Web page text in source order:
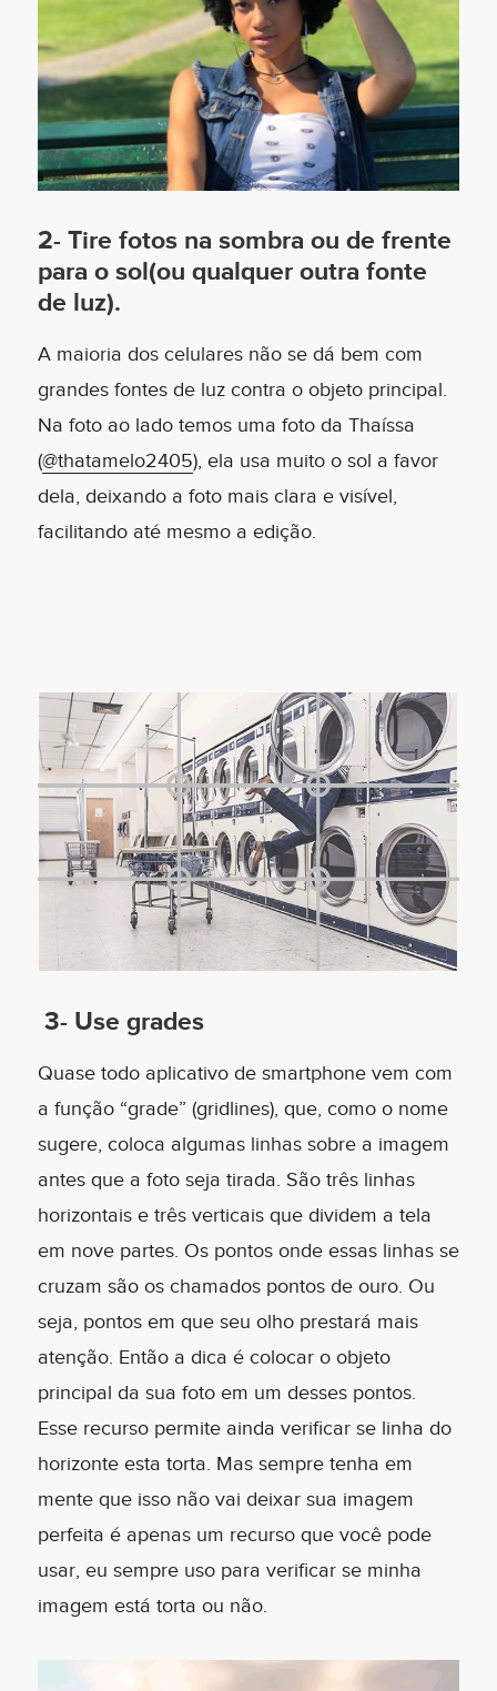
2- Tire fotos na sombra ou de frente
para o sol(ou qualquer outra fonte
de luz).
A maioria dos celulares não se dá bem com
grandes fontes de luz contra o objeto principal.
Na foto ao lado temos uma foto da Thaíssa
(@thatamelo2405), ela usa muito o sol a favor
dela, deixando a foto mais clara e visível,
facilitando até mesmo a edição.
3- Use grades
Quase todo aplicativo de smartphone vem com
a função “grade” (gridlines), que, como o nome
sugere, coloca algumas linhas sobre a imagem
antes que a foto seja tirada. São três linhas
horizontais e três verticais que dividem a tela
em nove partes. Os pontos onde essas linhas se
cruzam são os chamados pontos de ouro. Ou
seja, pontos em que seu olho prestará mais
atenção. Então a dica é colocar o objeto
principal da sua foto em um desses pontos.
Esse recurso permite ainda verificar se linha do
horizonte esta torta. Mas sempre tenha em
mente que isso não vai deixar sua imagem
perfeita é apenas um recurso que você pode
usar, eu sempre uso para verificar se minha
imagem está torta ou não.